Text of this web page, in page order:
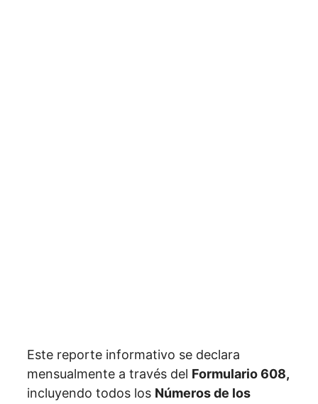
Este reporte informativo se declara
mensualmente a través del Formulario 608,
incluyendo todos los Números de los